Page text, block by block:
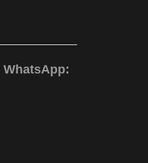
WhatsApp: